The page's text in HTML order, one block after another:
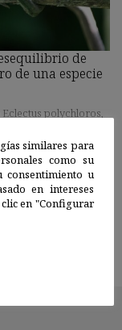
de
de una especie
polychloros,
social única
Biológica de Doñana
la caza
estar
en la naturaleza.
similares para
como su
u
en intereses
en "Configurar